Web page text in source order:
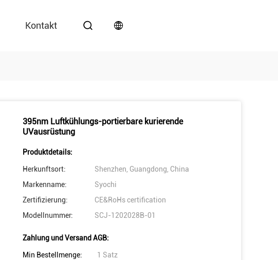
Kontakt
395nm Luftkühlungs-portierbare kurierende
UVausrüstung
Produktdetails:
Herkunftsort:
Shenzhen, Guangdong, China
Markenname:
Syochi
Zertifizierung:
CE&RoHs certification
Modellnummer:
SCJ-1202028B-01
Zahlung und Versand AGB:
Min Bestellmenge:
1 Satz